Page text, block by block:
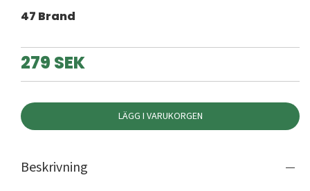
47 Brand
279 SEK
LÄGG I VARUKORGEN
Beskrivning